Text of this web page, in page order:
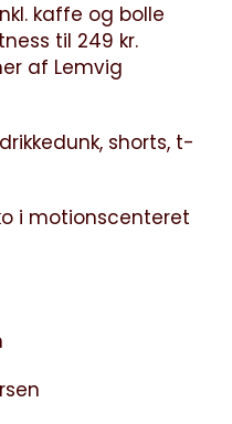
kaffe og bolle
til 249 kr.
af Lemvig
shorts, t-
i motionscenteret